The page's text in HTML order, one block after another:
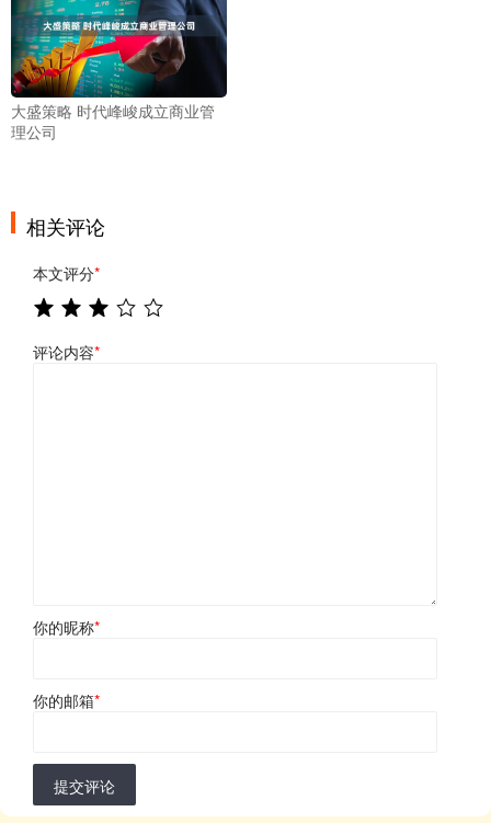
大盛策略 时代峰峻成立商业管
理公司
相关评论
本文评分*
评论内容*
你的昵称*
你的邮箱*
提交评论